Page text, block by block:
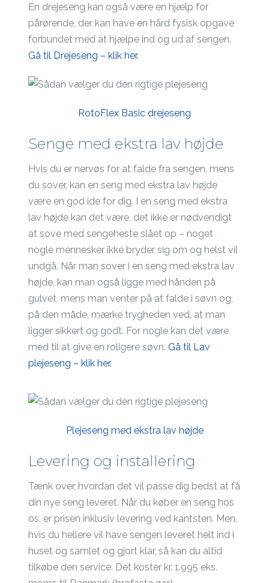
En drejeseng kan også være en hjælp for
pårørende, der kan have en hård fysisk opgave
forbundet med at hjælpe ind og ud af sengen.
Gå til Drejeseng – klik her.
RotoFlex Basic drejeseng
Senge med ekstra lav højde
Hvis du er nervøs for at falde fra sengen, mens
du sover, kan en seng med ekstra lav højde
være en god ide for dig. I en seng med ekstra
lav højde kan det være, det ikke er nødvendigt
at sove med sengeheste slået op – noget
nogle mennesker ikke bryder sig om og helst vil
undgå. Når man sover i en seng med ekstra lav
højde, kan man også ligge med hånden på
gulvet, mens man venter på at falde i søvn og,
på den måde, mærke trygheden ved, at man
ligger sikkert og godt. For nogle kan det være
med til at give en roligere søvn.Gå til Lav
plejeseng – klik her.
Plejeseng med ekstra lav højde
Levering og installering
Tænk over, hvordan det vil passe dig bedst at få
din nye seng leveret. Når du køber en seng hos
os, er prisen inklusiv levering ved kantsten. Men,
hvis du hellere vil have sengen leveret helt ind i
huset og samlet og gjort klar, så kan du altid
tilkøbe den service. Det koster kr. 1.995 eks.